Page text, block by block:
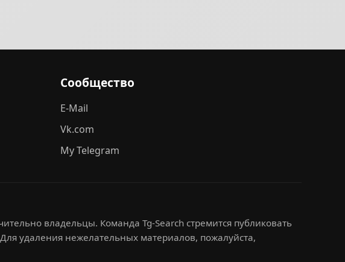
Сообщество
E-Mail
Vk.com
My Telegram
владельцы. Команда Tg-Search стремится публиковать
удаления нежелательных материалов, пожалуйста,